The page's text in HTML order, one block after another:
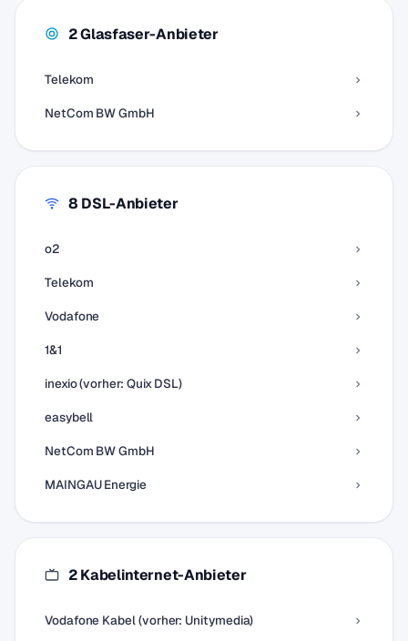
2 Glasfaser-Anbieter
Telekom
NetCom BW GmbH
8 DSL-Anbieter
o2
Telekom
Vodafone
1&1
inexio (vorher: Quix DSL)
easybell
NetCom BW GmbH
MAINGAU Energie
2 Kabelinternet-Anbieter
Vodafone Kabel (vorher: Unitymedia)